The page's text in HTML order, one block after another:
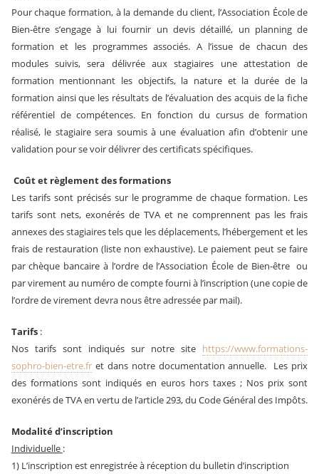
Pour chaque formation, à la demande du client, l’Association École de
Bien-être s’engage à lui fournir un devis détaillé, un planning de
formation et les programmes associés. A l’issue de chacun des
modules suivis, sera délivrée aux stagiaires une attestation de
formation mentionnant les objectifs, la nature et la durée de la
formation ainsi que les résultats de l’évaluation des acquis de la fiche
référentiel de compétences. En fonction du cursus de formation
réalisé, le stagiaire sera soumis à une évaluation afin d’obtenir une
validation pour se voir délivrer des certificats spécifiques.
Coût et règlement des formations
Les tarifs sont précisés sur le programme de chaque formation. Les
tarifs sont nets, exonérés de TVA et ne comprennent pas les frais
annexes des stagiaires tels que les déplacements, l’hébergement et les
frais de restauration (liste non exhaustive). Le paiement peut se faire
par chèque bancaire à l’ordre de l’Association École de Bien-être ou
par virement au numéro de compte fourni à l’inscription (une copie de
l’ordre de virement devra nous être adressée par mail).
Tarifs :
Nos tarifs sont indiqués sur notre site https://www.formations-
sophro-bien-etre.fret dans notre documentation annuelle. Les prix
des formations sont indiqués en euros hors taxes ; Nos prix sont
exonérés de TVA en vertu de l’article 293, du Code Général des Impôts.
Modalité d’inscription
Individuelle :
1) L’inscription est enregistrée à réception du bulletin d’inscription